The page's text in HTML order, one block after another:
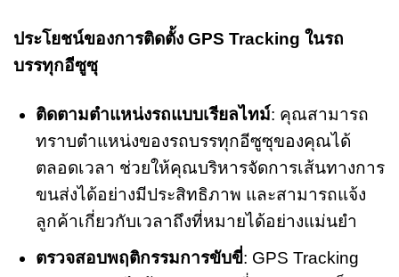
ประโยชน์ของการติดตั้ง GPS Tracking ในรถ
บรรทุกอีซูซุ
ติดตามตำแหน่งรถแบบเรียลไทม์: คุณสามารถ
ทราบตำแหน่งของรถบรรทุกอีซูซุของคุณได้
ตลอดเวลา ช่วยให้คุณบริหารจัดการเส้นทางการ
ขนส่งได้อย่างมีประสิทธิภาพ และสามารถแจ้ง
ลูกค้าเกี่ยวกับเวลาถึงที่หมายได้อย่างแม่นยำ
ตรวจสอบพฤติกรรมการขับขี่: GPS Tracking